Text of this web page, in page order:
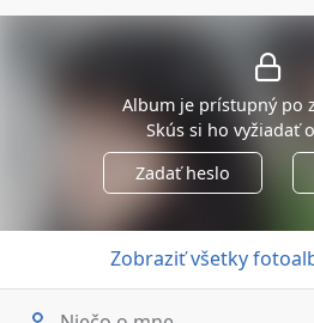
Album je prístupný po
Skús si ho vyžiadať
Zadať heslo
Zobraziť všetky